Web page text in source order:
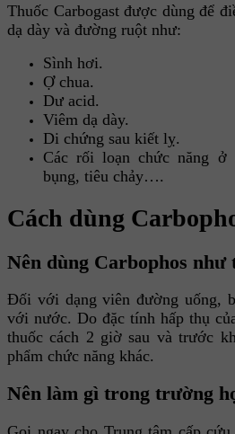
Thuốc Carbogast được dùng để
dạ dày và đường ruột như:
Sình hơi.
Ợ chua.
Dư acid.
Viêm dạ dày.
Di chứng sau kiết lỵ.
Các rối loạn chức năng ở
bụng, tiêu chảy….
Cách dùng
Nên dùng Carbophos như
Đối với dạng viên đường uống,
với nước. Do đặc tính hấp thụ
thuốc cách 2 giờ sau và trước
phẩm chức năng khác.
Nên làm gì trong trường